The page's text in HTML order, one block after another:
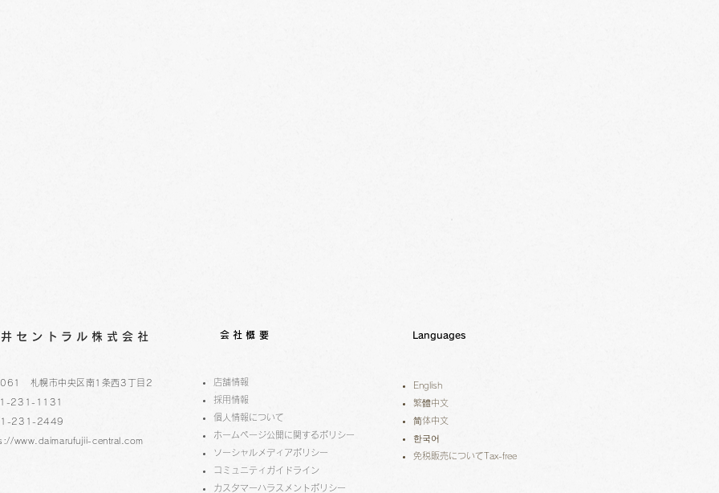
井セントラル株式会社 会社概要
札幌市中央区南1条西3丁目2
231-1131
231-2449
www.daimarufujii-central.com
​店舗情報
採用情報
個人情報について
ホームページ公開に関するポリシー
ソーシャルメディアポリシー
コミュニティガイドライン
​​カスタマーハラスメントポリシー
Languages
English
繁體中文
简体中文
한국어
免税販売についてTax-free​